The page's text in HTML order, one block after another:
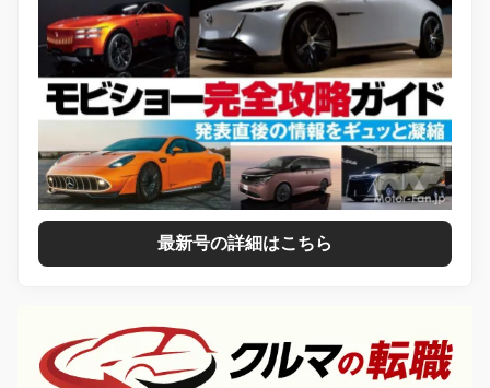
最新号の詳細はこちら